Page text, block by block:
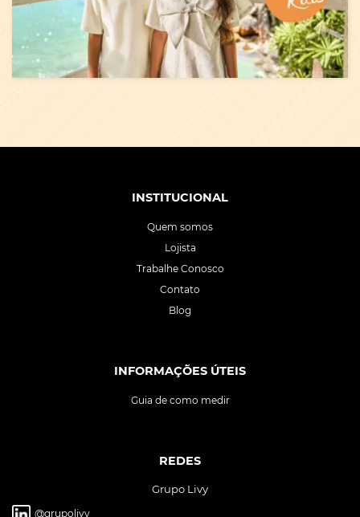
INSTITUCIONAL
Quem somos
Lojista
Trabalhe Conosco
Contato
Blog
INFORMAÇÕES ÚTEIS
Guia de como medir
REDES
Grupo Livy
@grupolivy